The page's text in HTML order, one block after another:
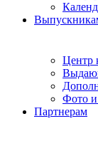
Центр
Фото
Партнерам